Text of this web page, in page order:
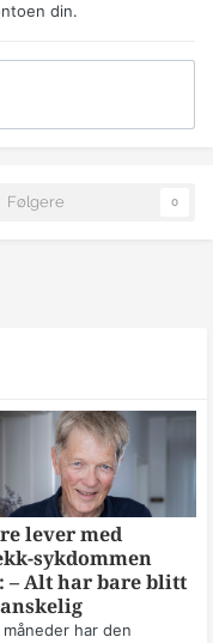
din.
Følgere 0
lever med
sykdommen
– Alt har bare blitt
måneder har den